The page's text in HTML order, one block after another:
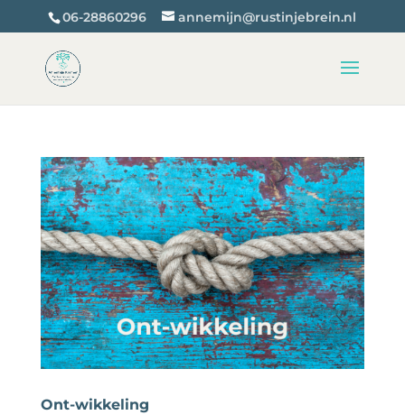
06-28860296 annemijn@rustinjebrein.nl
Ont-wikkeling